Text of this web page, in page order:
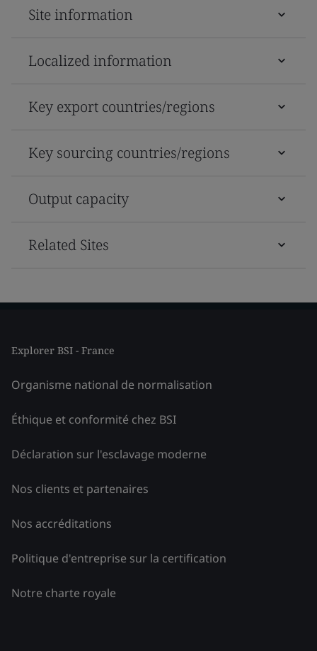
Site information
Localized information
Key export countries/regions
Key sourcing countries/regions
Output capacity
Related Sites
Explorer BSI - France
Organisme national de normalisation
Éthique et conformité chez BSI
Déclaration sur l'esclavage moderne
Nos clients et partenaires
Nos accréditations
Politique d'entreprise sur la certification
Notre charte royale